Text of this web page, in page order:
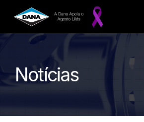
Notícias